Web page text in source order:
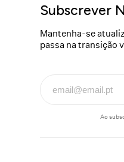
Subscrever
Mantenha-se
passa na transição
Ao